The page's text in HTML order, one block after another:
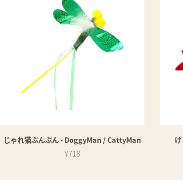
じゃれ猫ぶんぶん - DoggyMan / CattyMan
¥718